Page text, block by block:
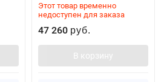
Этот товар временно
недоступен для заказа
47 260 руб.
В корзину